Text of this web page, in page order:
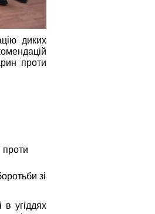
диких
проти
проти
зі
в угіддях